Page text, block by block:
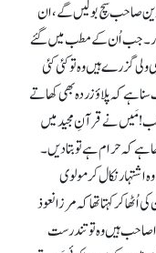
صاحب سچ بولیں گے، ان
جب اُن کے مطب میں گئے
گزرے ہیں وہ تو کئی کئی
ہے کہ پلاؤ زردہ بھی کھاتے
مَیں نے قرآنِ مجید میں
ہے کہ حرام ہے تو بتا دیں۔
نکال کر مولوی
کر کہتا تھا کہ مرزا نعوذ
صاحب ہیں وہ تو تندرست